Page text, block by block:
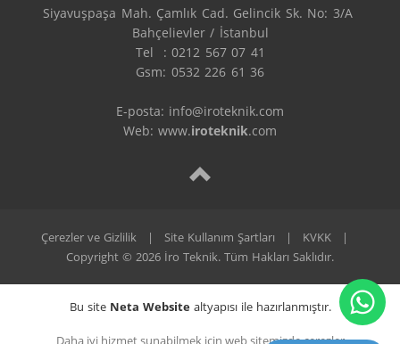
Siyavuşpaşa Mah. Çamlık Cad. Gelincik Sk. No: 3/A
Bahçelievler / İstanbul
Tel  : 0212 567 07 41
Gsm: 0532 226 61 36
E-posta: info@iroteknik.com
Web: www.iroteknik.com
Çerezler ve Gizlilik | Site Kullanım Şartları | KVKK
|
Copyright © 2026 İro Teknik. Tüm Hakları Saklıdır.
Bu site Neta Websitealtyapısı ile hazırlanmıştır.
Daha iyi hizmet sunabilmek için web sitemizde çerezler